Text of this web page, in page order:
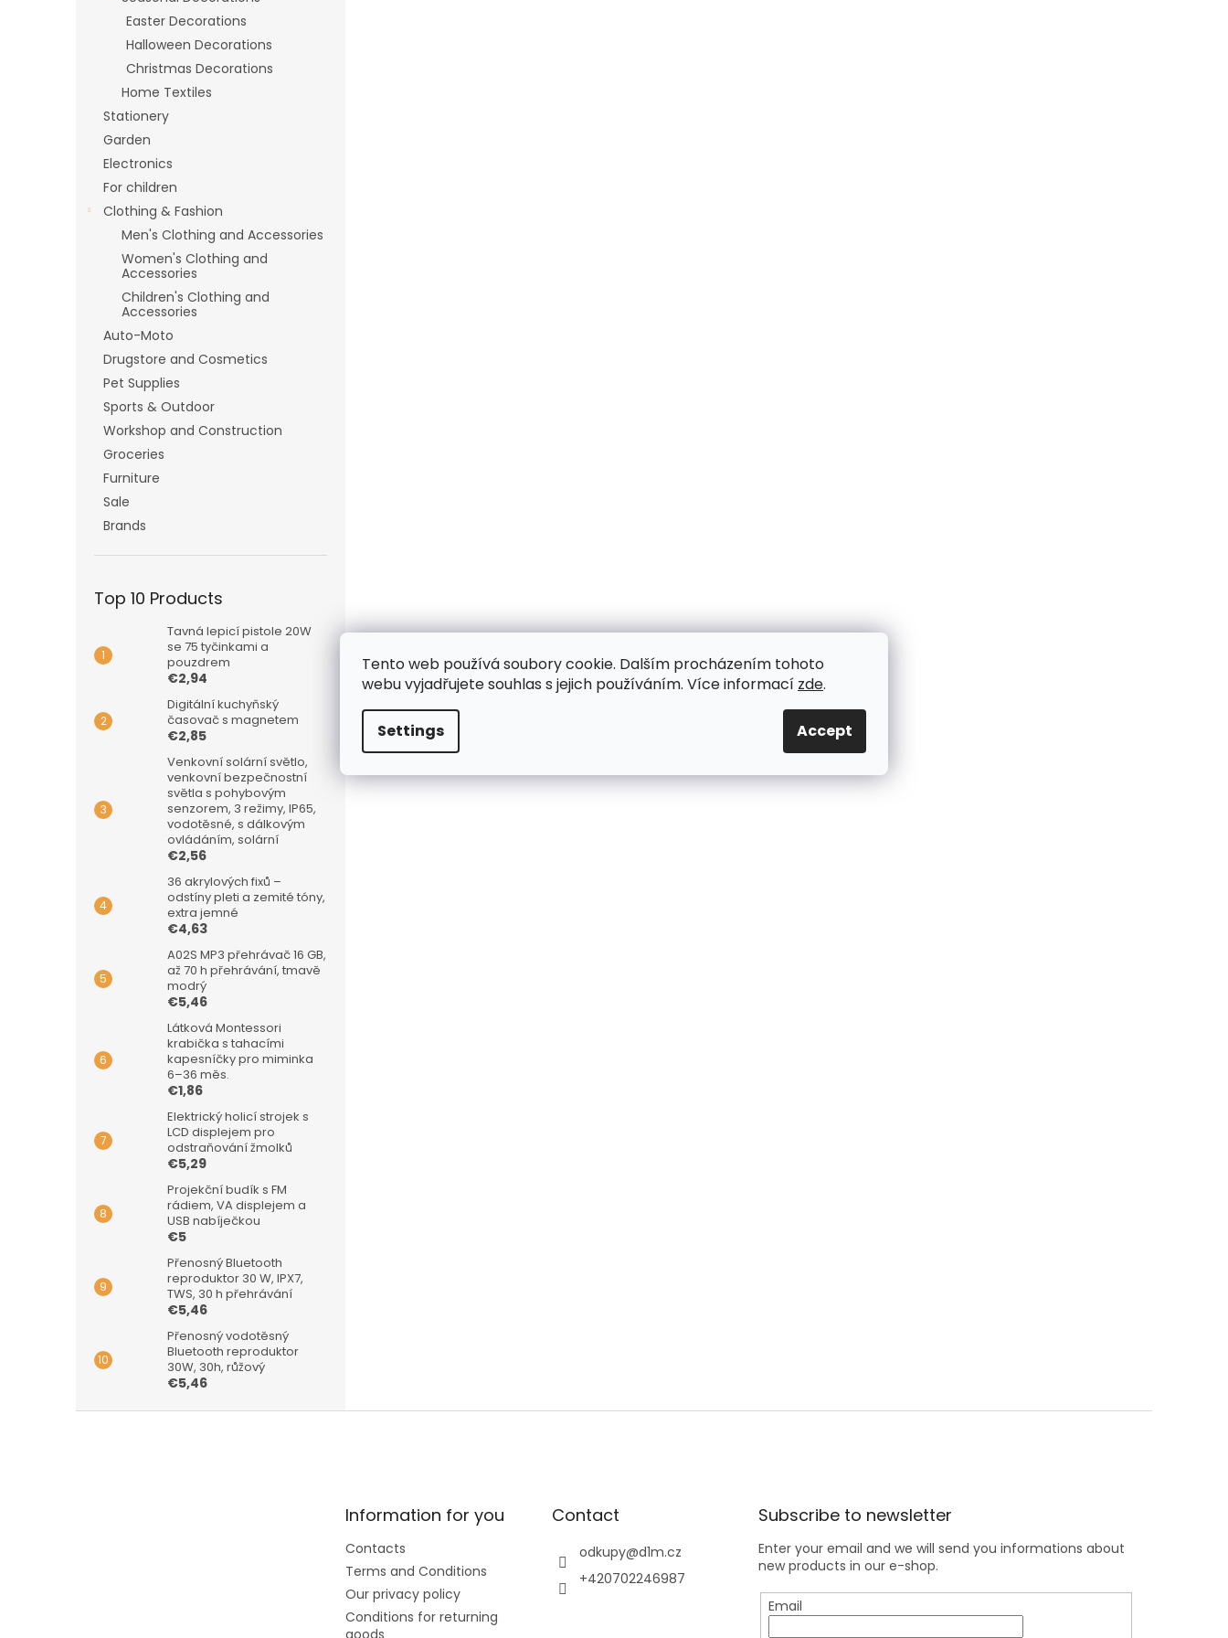
Tento web používá soubory cookie. Dalším procházením tohoto
webu vyjadřujete souhlas s jejich používáním. Více informací zde.
Settings Accept
Easter Decorations
Halloween Decorations
Christmas Decorations
Home Textiles
Stationery
Garden
Electronics
For children
Clothing & Fashion
Men's Clothing and Accessories
Women's Clothing and
Accessories
Children's Clothing and
Accessories
Auto-Moto
Drugstore and Cosmetics
Pet Supplies
Sports & Outdoor
Workshop and Construction
Groceries
Furniture
Sale
Brands
Top 10 Products
Tavná lepicí pistole 20W
se 75 tyčinkami a
pouzdrem
€2,94
Digitální kuchyňský
časovač s magnetem
€2,85
Venkovní solární světlo,
venkovní bezpečnostní
světla s pohybovým
senzorem, 3 režimy, IP65,
vodotěsné, s dálkovým
ovládáním, solární
€2,56
36 akrylových fixů –
odstíny pleti a zemité tóny,
extra jemné
€4,63
A02S MP3 přehrávač 16 GB,
až 70 h přehrávání, tmavě
modrý
€5,46
Látková Montessori
krabička s tahacími
kapesníčky pro miminka
6–36 měs.
€1,86
Elektrický holicí strojek s
LCD displejem pro
odstraňování žmolků
€5,29
Projekční budík s FM
rádiem, VA displejem a
USB nabíječkou
€5
Přenosný Bluetooth
reproduktor 30 W, IPX7,
TWS, 30 h přehrávání
€5,46
Přenosný vodotěsný
Bluetooth reproduktor
30W, 30h, růžový
€5,46
Information for you
Contacts
Terms and Conditions
Our privacy policy
Conditions for returning
goods
Contact
odkupy@d1m.cz
+420702246987
Subscribe to newsletter
Enter your email and we will send you informations about
new products in our e-shop.
Email